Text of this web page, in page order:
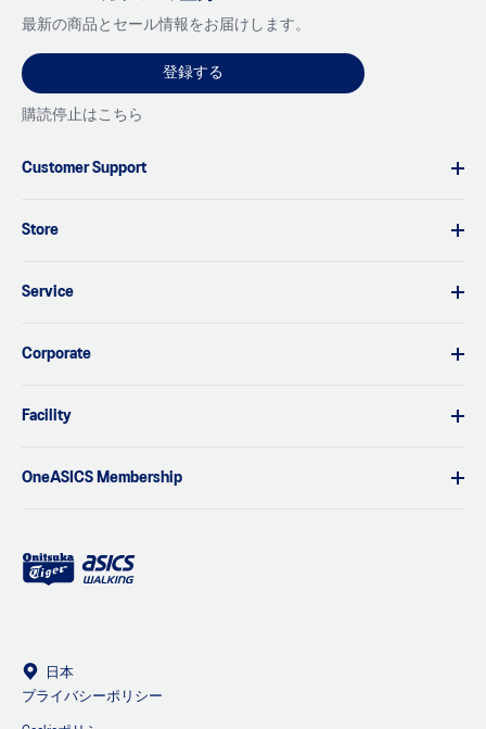
最新の商品とセール情報をお届けします。
登録する
購読停止はこちら
Customer Support
Store
Service
Corporate
Facility
OneASICS Membership
日本
プライバシーポリシー